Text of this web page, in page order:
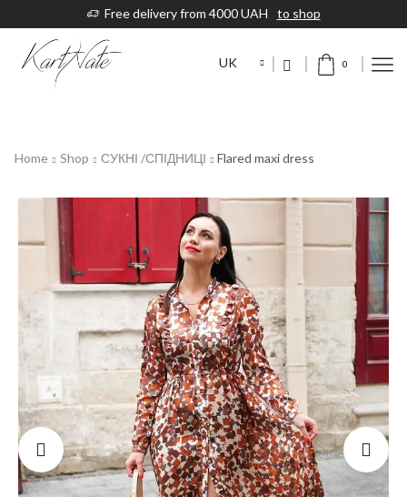
Free delivery from 4000 UAH to shop
UK 0
Home Shop СУКНІ /СПІДНИЦІ Flared maxi dress